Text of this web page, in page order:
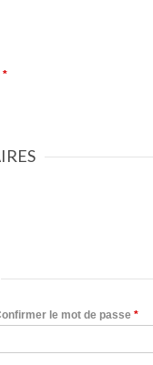
*
*
le mot de passe